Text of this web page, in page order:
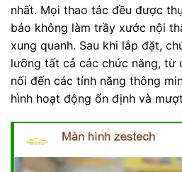
nhất. Mọi thao tác đều được
bảo không làm trầy xước nội
xung quanh. Sau khi lắp đặt,
lưỡng tất cả các chức năng, từ
nối đến các tính năng thông
hình hoạt động ổn định và